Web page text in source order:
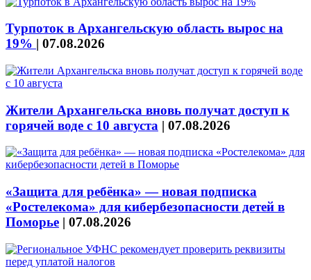
Турпоток в Архангельскую область вырос на
19% | 07.08.2026
Жители Архангельска вновь получат доступ к
горячей воде с 10 августа | 07.08.2026
«Защита для ребёнка» — новая подписка
«Ростелекома» для кибербезопасности детей в
Поморье | 07.08.2026